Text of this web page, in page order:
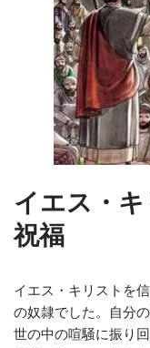
イエス・
祝福
イエス・キリストを
の奴隷でした。自分
世の中の喧騒に振り